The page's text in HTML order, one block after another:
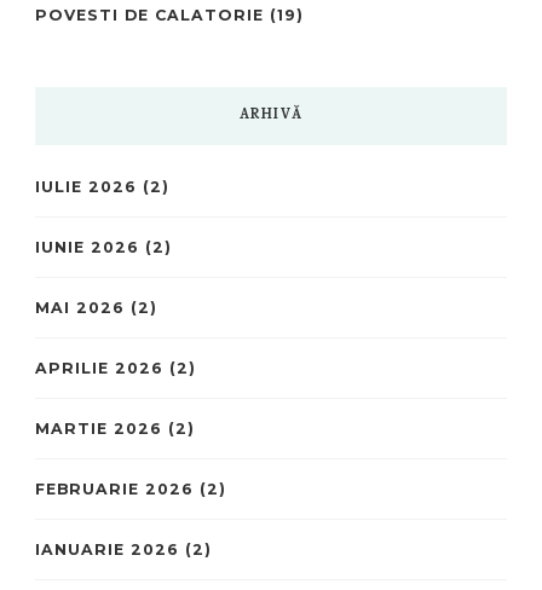
POVESTI DE CALATORIE (19)
ARHIVĂ
IULIE 2026 (2)
IUNIE 2026 (2)
MAI 2026 (2)
APRILIE 2026 (2)
MARTIE 2026 (2)
FEBRUARIE 2026 (2)
IANUARIE 2026 (2)